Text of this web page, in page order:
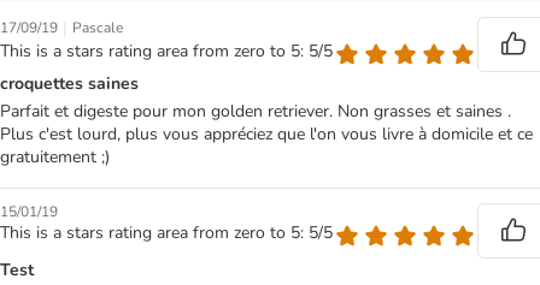
17/09/19 | Pascale
This is a stars rating area from zero to 5: 5/5
croquettes saines
Parfait et digeste pour mon golden retriever. Non grasses et saines .
Plus c'est lourd, plus vous appréciez que l'on vous livre à domicile et ce
gratuitement ;)
15/01/19
This is a stars rating area from zero to 5: 5/5
Test